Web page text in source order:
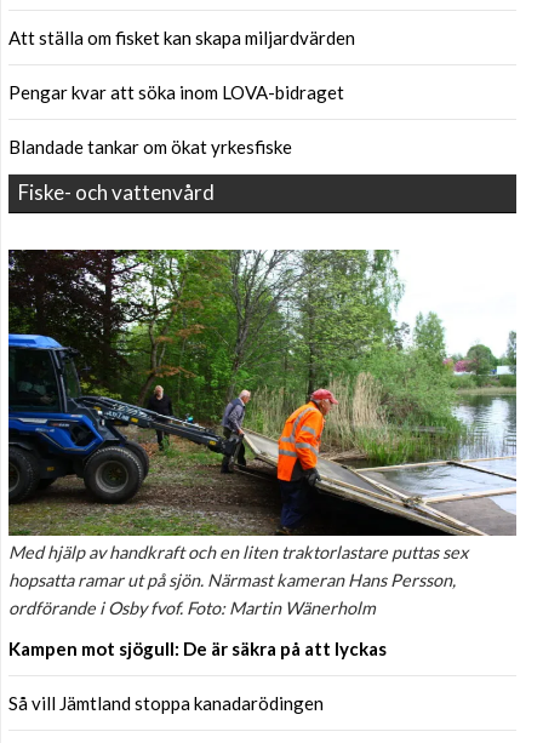
Att ställa om fisket kan skapa miljardvärden
Pengar kvar att söka inom LOVA-bidraget
Blandade tankar om ökat yrkesfiske
Fiske- och vattenvård
Med hjälp av handkraft och en liten traktorlastare puttas sex
hopsatta ramar ut på sjön. Närmast kameran Hans Persson,
ordförande i Osby fvof. Foto: Martin Wänerholm
Kampen mot sjögull: De är säkra på att lyckas
Så vill Jämtland stoppa kanadarödingen